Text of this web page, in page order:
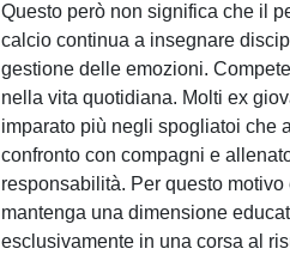
Questo però non significa che il
calcio continua a insegnare
gestione delle emozioni.
nella vita quotidiana. Molti ex
imparato più negli spogliatoi che
confronto con compagni e
responsabilità. Per questo
mantenga una dimensione
esclusivamente in una corsa al